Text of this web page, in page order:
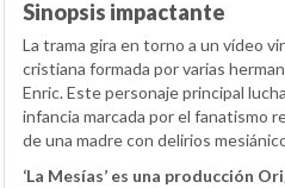
Sinopsis impactante
La trama gira en torno a un vídeo
cristiana formada por varias
Enric. Este personaje principal
infancia marcada por el fanatismo
de una madre con delirios
‘La Mesías’ es una producción